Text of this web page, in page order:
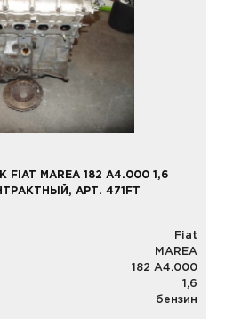
MAREA 182 A4.000 1,6
АРТ. 471FT
Fiat
MAREA
182 A4.000
1,6
бензин